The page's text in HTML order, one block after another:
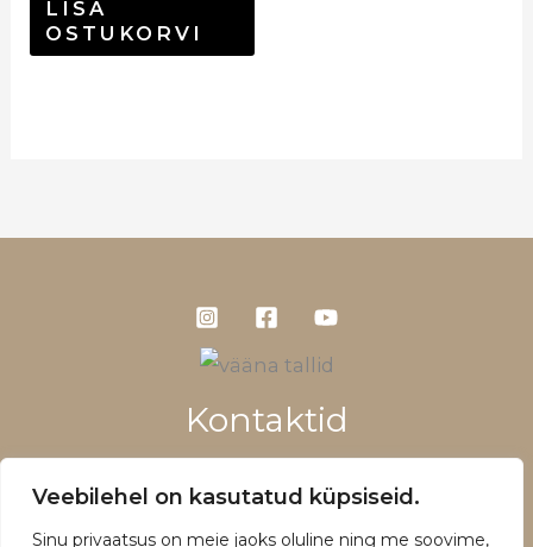
Veebilehel on kasutatud küpsiseid.
Sinu privaatsus on meie jaoks oluline ning me soovime,
LISA
OSTUKORVI
Kontaktid
+372 5660 1028